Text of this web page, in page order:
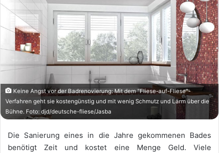
Keine Angst vor der Badrenovierung: Mit dem "Fliese-auf-Fliese"-
Verfahren geht sie kostengünstig und mit wenig Schmutz und Lärm über die
Bühne. Foto: djd/deutsche-fliese/Jasba
Die Sanierung eines in die Jahre gekommenen Bades
benötigt Zeit und kostet eine Menge Geld. Viele